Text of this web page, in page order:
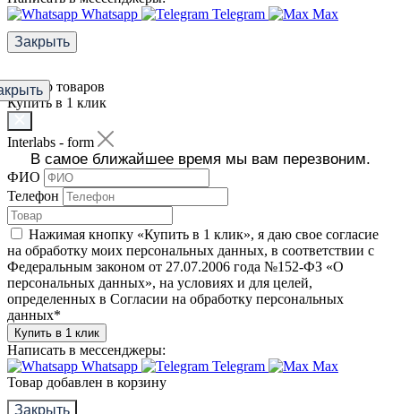
Whatsapp
Telegram
Max
Закрыть
Фильтр товаров
Купить в 1 клик
Interlabs - form
В самое ближайшее время мы вам перезвоним.
ФИО
Телефон
Нажимая кнопку «Купить в 1 клик», я даю свое согласие
на обработку моих персональных данных, в соответствии с
Федеральным законом от 27.07.2006 года №152-ФЗ «О
персональных данных», на условиях и для целей,
определенных в Согласии на обработку персональных
данных*
Купить в 1 клик
Написать в мессенджеры:
Whatsapp
Telegram
Max
Товар добавлен в корзину
Закрыть